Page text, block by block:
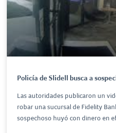
Policía de Slidell busca a
Las autoridades publicaron un
robar una sucursal de Fidelity
sospechoso huyó con dinero en